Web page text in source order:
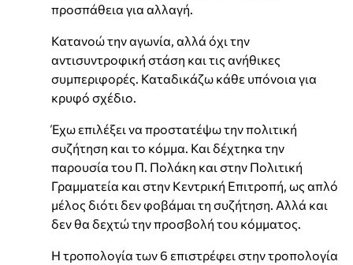
προσπάθεια για αλλαγή.
Κατανοώ την αγωνία, αλλά όχι την
αντισυντροφική στάση και τις ανήθικες
συμπεριφορές. Καταδικάζω κάθε υπόνοια για
κρυφό σχέδιο.
Έχω επιλέξει να προστατέψω την πολιτική
συζήτηση και το κόμμα. Και δέχτηκα την
παρουσία του Π. Πολάκη και στην Πολιτική
Γραμματεία και στην Κεντρική Επιτροπή, ως απλό
μέλος διότι δεν φοβάμαι τη συζήτηση. Αλλά και
δεν θα δεχτώ την προσβολή του κόμματος.
Η τροπολογία των 6 επιστρέφει στην τροπολογία